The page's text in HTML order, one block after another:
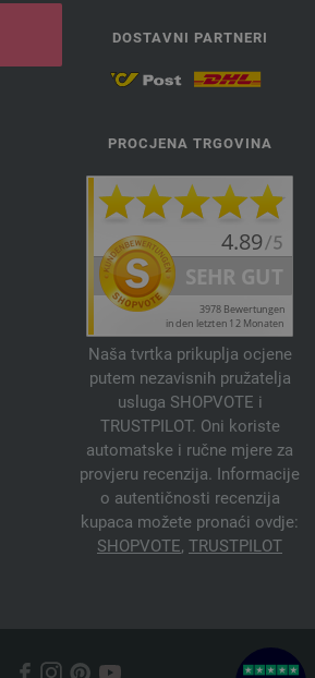
DOSTAVNI PARTNERI
PROCJENA TRGOVINA
Naša tvrtka prikuplja ocjene
putem nezavisnih pružatelja
usluga SHOPVOTE i
TRUSTPILOT. Oni koriste
automatske i ručne mjere za
provjeru recenzija. Informacije
o autentičnosti recenzija
kupaca možete pronaći ovdje:
SHOPVOTE, TRUSTPILOT